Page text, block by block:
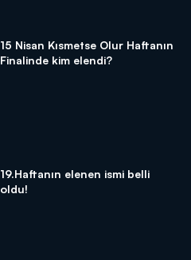
15 Nisan Kısmetse Olur Haftanın
Finalinde kim elendi?
19.Haftanın elenen ismi belli
oldu!